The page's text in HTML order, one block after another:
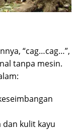
“cag…cag…”,
tanpa mesin.
kulit kayu